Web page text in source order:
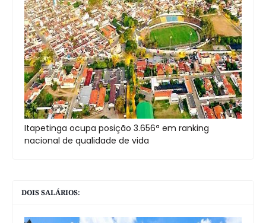
Itapetinga ocupa posição 3.656ª em ranking
nacional de qualidade de vida
DOIS SALÁRIOS: